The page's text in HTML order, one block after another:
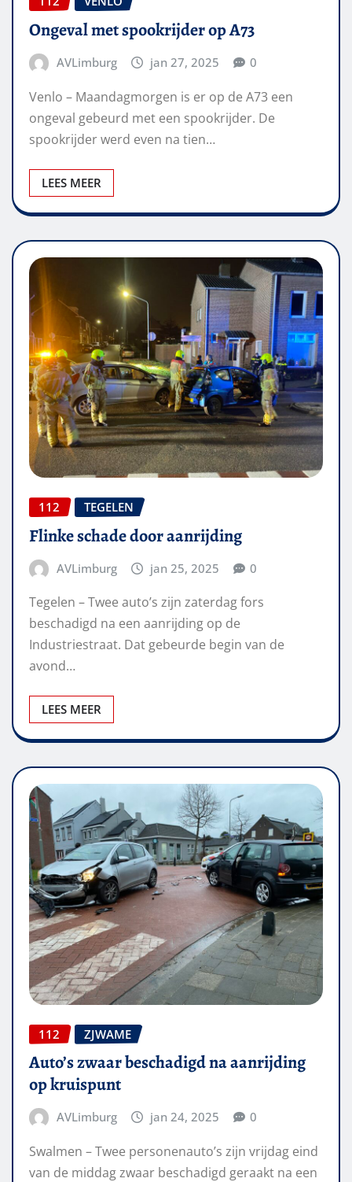
Ongeval met spookrijder op A73
AVLimburg jan 27, 2025 0
Venlo – Maandagmorgen is er op de A73 een
ongeval gebeurd met een spookrijder. De
spookrijder werd even na tien…
LEES MEER
112 TEGELEN
Flinke schade door aanrijding
AVLimburg jan 25, 2025 0
Tegelen – Twee auto’s zijn zaterdag fors
beschadigd na een aanrijding op de
Industriestraat. Dat gebeurde begin van de
avond…
LEES MEER
112 ZJWAME
Auto’s zwaar beschadigd na aanrijding
op kruispunt
AVLimburg jan 24, 2025 0
Swalmen – Twee personenauto’s zijn vrijdag eind
van de middag zwaar beschadigd geraakt na een